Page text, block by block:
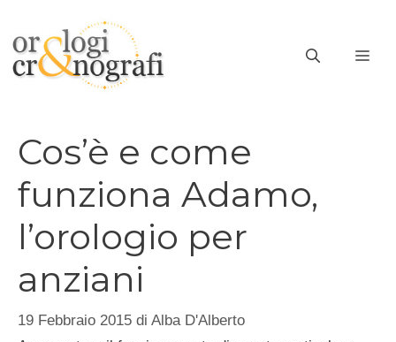
contenuto
Cos’è e come
funziona Adamo,
l’orologio per
anziani
19 Febbraio 2015 di Alba D'Alberto